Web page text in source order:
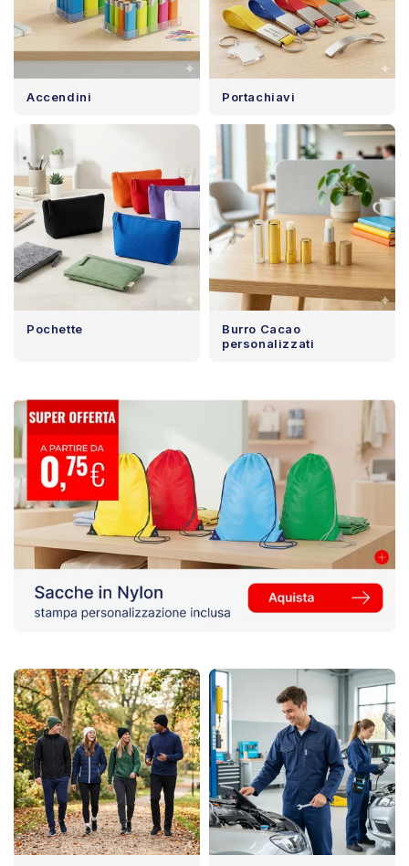
Accendini Portachiavi
Pochette
Burro Cacao
personalizzati